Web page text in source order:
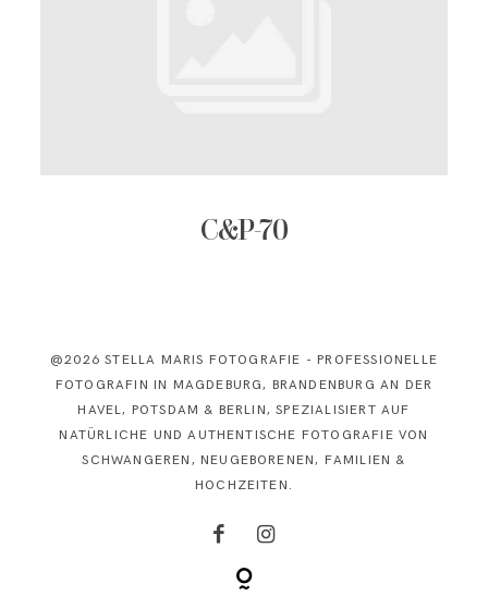
C&P-70
@2026 STELLA MARIS FOTOGRAFIE - PROFESSIONELLE
FOTOGRAFIN IN MAGDEBURG, BRANDENBURG AN DER
HAVEL, POTSDAM & BERLIN, SPEZIALISIERT AUF
NATÜRLICHE UND AUTHENTISCHE FOTOGRAFIE VON
SCHWANGEREN, NEUGEBORENEN, FAMILIEN &
HOCHZEITEN.